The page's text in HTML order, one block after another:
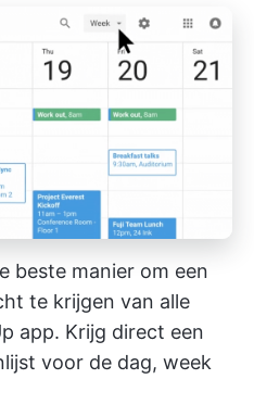
beste manier om een
te krijgen van alle
app. Krijg direct een
voor de dag, week